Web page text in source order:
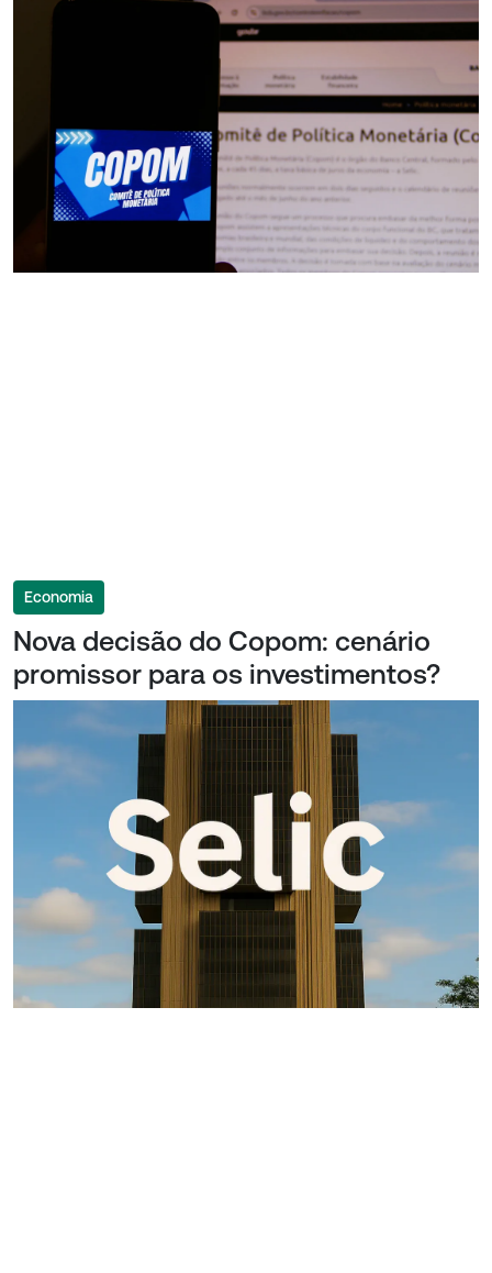
Economia
Nova decisão do Copom: cenário
promissor para os investimentos?